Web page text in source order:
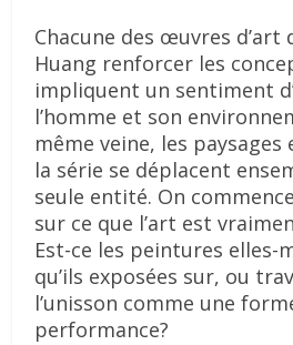
Chacune des œuvres d’art
Huang renforcer les
impliquent un sentiment
l’homme et son
même veine, les
la série se déplacent
seule entité. On
sur ce que l’art est
Est-ce les peintures elles-
qu’ils exposées sur, ou
l’unisson comme une
performance?